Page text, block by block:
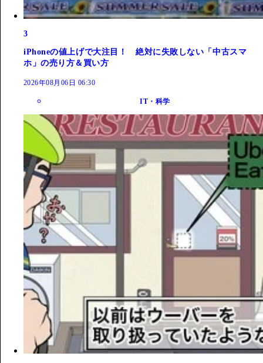
3
iPhoneの値上げで大注目！ 絶対に失敗しない「中古スマ
ホ」の売り方＆買い方
2026年08月06日 06:30
IT・科学